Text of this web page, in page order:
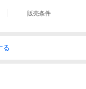
販売条件
る